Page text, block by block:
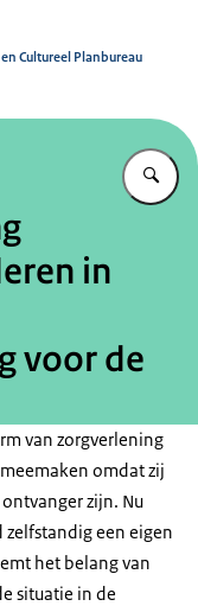
Cultureel Planbureau
in
voor de
van zorgverlening
omdat zij
zijn. Nu
een eigen
het belang van
situatie in de